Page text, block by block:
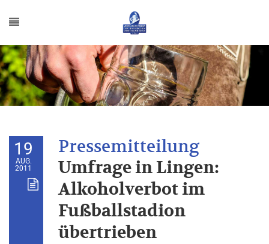
19
AUG.
2011
Umfrage in Lingen:
Alkoholverbot im
Fußballstadion
übertrieben